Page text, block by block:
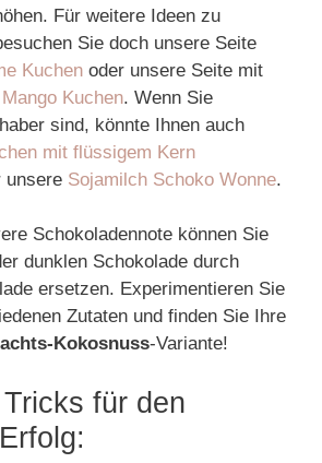
Für weitere Ideen zu
Sie doch unsere Seite
Kuchen oder unsere Seite mit
Kuchen. Wenn Sie
sind, könnte Ihnen auch
mit flüssigem Kern
unsere Sojamilch Schoko Wonne.
Schokoladennote können Sie
dunklen Schokolade durch
ersetzen. Experimentieren Sie
Zutaten und finden Sie Ihre
Kokosnuss-Variante!
für den